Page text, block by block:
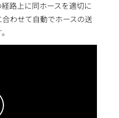
路上に同ホースを適切に
わせて自動でホースの送